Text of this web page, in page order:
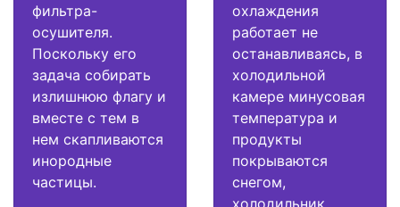
фильтра-
осушителя.
Поскольку его
задача собирать
излишнюю флагу и
вместе с тем в
нем скапливаются
инородные
частицы.
охлаждения
работает не
останавливаясь, в
холодильной
камере минусовая
температура и
продукты
покрываются
снегом,